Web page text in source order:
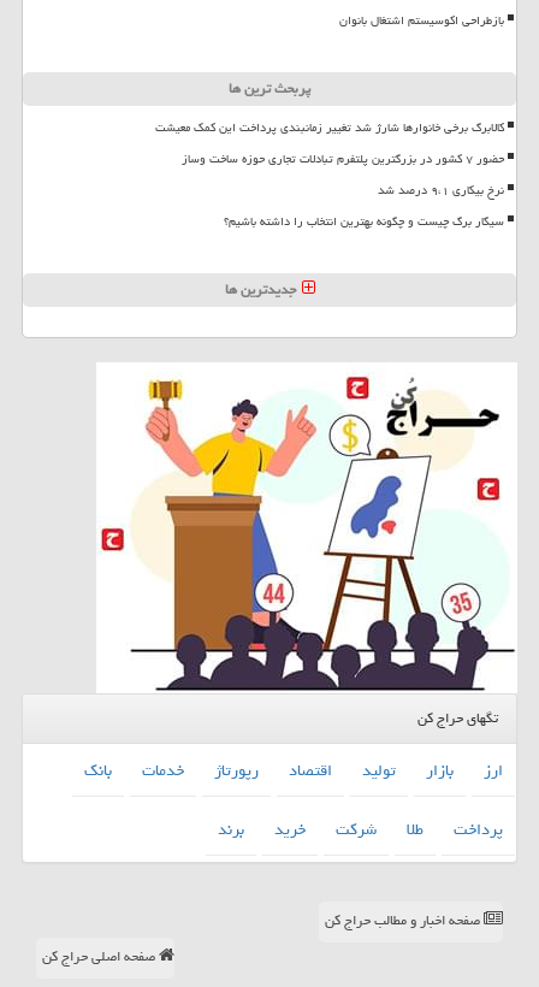
بازطراحی اکوسیستم اشتغال بانوان
پربحث ترین ها
کالابرگ برخی خانوارها شارژ شد تغییر زمانبندی پرداخت این کمک معیشت
حضور ۷ کشور در بزرگترین پلتفرم تبادلات تجاری حوزه ساخت وساز
نرخ بیکاری ۹،۱ درصد شد
سیگار برگ چیست و چگونه بهترین انتخاب را داشته باشیم؟
جدیدترین ها
تگهای حراج کن
ارز بازار تولید اقتصاد رپورتاژ خدمات
بانك
پرداخت
طلا شركت خرید برند
صفحه اخبار و مطالب حراج کن
صفحه اصلی حراج کن